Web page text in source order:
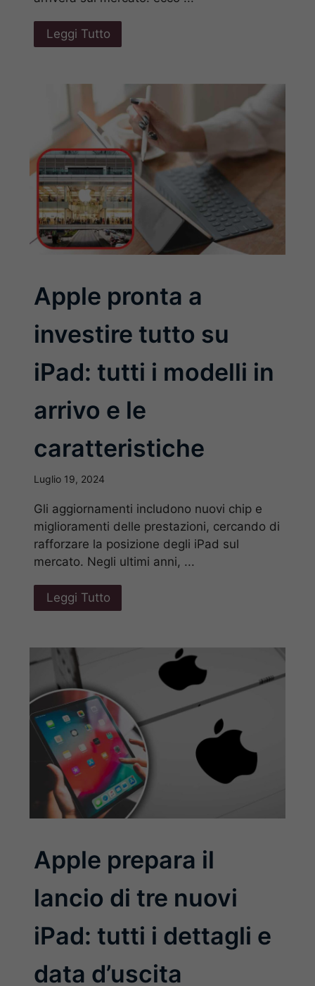
Leggi Tutto
Apple pronta a
investire tutto su
iPad: tutti i modelli in
arrivo e le
caratteristiche
Luglio 19, 2024
Gli aggiornamenti includono nuovi chip e
miglioramenti delle prestazioni, cercando di
rafforzare la posizione degli iPad sul
mercato. Negli ultimi anni, ...
Leggi Tutto
Apple prepara il
lancio di tre nuovi
iPad: tutti i dettagli e
data d’uscita